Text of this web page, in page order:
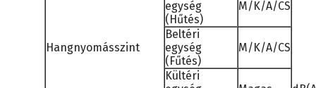
Hangnyomásszint
egység
(Hűtés)
M/K/A/CS
Beltéri
egység
(Fűtés)
M/K/A/CS
Kültéri